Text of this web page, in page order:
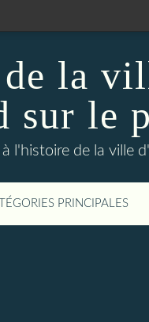
la
sur le
l'histoire de la ville
PRINCIPALES